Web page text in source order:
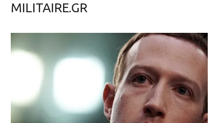
MILITAIRE.GR